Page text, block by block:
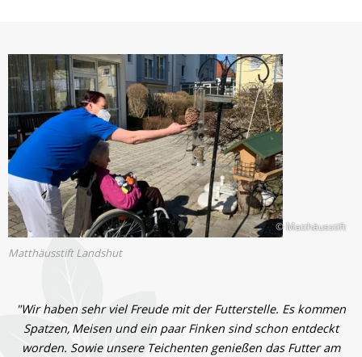
© Matthäusstift
Matthäusstift Landshut
"Wir haben sehr viel Freude mit der Futterstelle. Es kommen
Spatzen, Meisen und ein paar Finken sind schon entdeckt
worden. Sowie unsere Teichenten genießen das Futter am